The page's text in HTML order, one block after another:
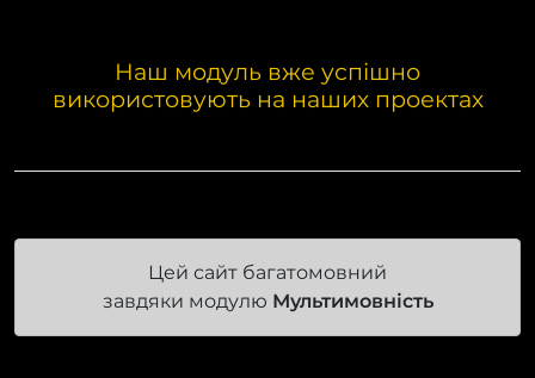
Наш модуль вже успішно
Цей сайт багатомовний
завдяки модулюМультимовність